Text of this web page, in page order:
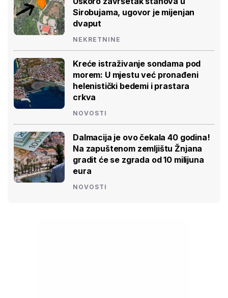
Sirobujama, ugovor je mijenjan
dvaput
NEKRETNINE
Kreće istraživanje sondama pod
morem: U mjestu već pronađeni
helenistički bedemi i prastara
crkva
NOVOSTI
Dalmacija je ovo čekala 40 godina!
Na zapuštenom zemljištu Žnjana
gradit će se zgrada od 10 milijuna
eura
NOVOSTI